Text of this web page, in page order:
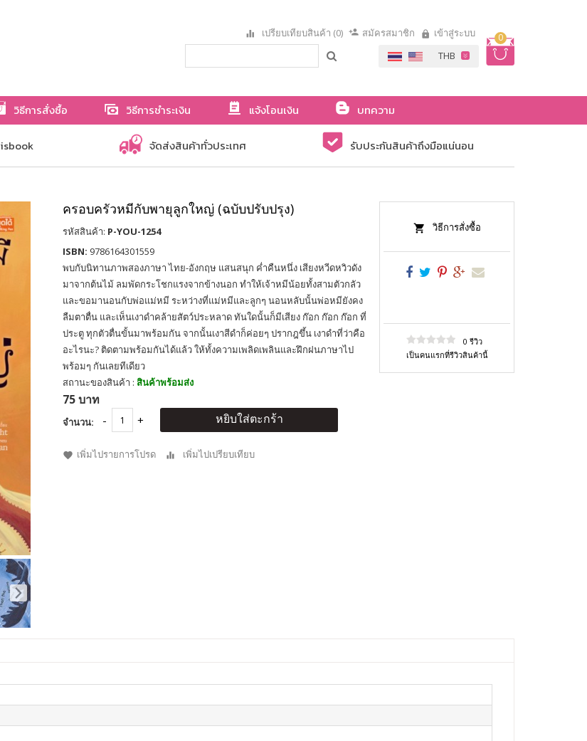
0
เปรียบเทียบสินค้า (0) สมัครสมาชิก เข้าสู่ระบบ
วิธีการสั่งซื้อ วิธีการชำระเงิน แจ้งโอนเงิน
บทความ
จัดส่งสินค้าทั่วประเทศ รับประกันสินค้าถึงมือแน่นอน
ครอบครัวหมีกับพายุลูกใหญ่ (ฉบับปรับปรุง)
รหัสสินค้า: P-YOU-1254
ISBN: 9786164301559
พบกับนิทานภาพสองภาษา ไทย-อังกฤษ แสนสนุก ค่ำคืนหนึ่ง เสียงหวีดหวิวดัง
มาจากต้นไม้ ลมพัดกระโชกแรงจากข้างนอก ทำให้เจ้าหมีน้อยทั้งสามตัวกลัว
และขอมานอนกับพ่อแม่หมี ระหว่างที่แม่หมีและลูกๆ นอนหลับนั้นพ่อหมียังคง
ลืมตาตื่น และเห็นเงาดำคล้ายสัตว์ประหลาด ทันใดนั้นก็มีเสียง ก๊อก ก๊อก ก๊อก ที่
ประตู ทุกตัวตื่นขั้นมาพร้อมกัน จากนั้นเงาสีดำก็ค่อยๆ ปรากฎขึ้น เงาดำที่ว่าคือ
อะไรนะ? ติดตามพร้อมกันได้แล้ว ให้ทั้งความเพลิดเพลินและฝึกฝนภาษาไป
พร้อมๆ กันเลยทีเดียว
สถานะของสินค้า : สินค้าพร้อมส่ง
75 บาท
จำนวน: หยิบใส่ตะกร้า
เพิ่มไปรายการโปรด เพิ่มไปเปรียบเทียบ
วิธีการสั่งซื้อ
0 รีวิว
เป็นคนแรกที่รีวิวสินค้านี้